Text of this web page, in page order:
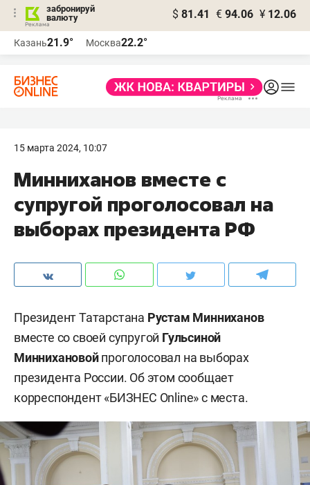
забронируй
валюту
$ 81.41 € 94.06 ¥ 12.06
Казань21.9° Москва22.2°
15 марта 2024, 10:07
Минниханов вместе с
супругой проголосовал на
выборах президента РФ
Президент Татарстана Рустам Минниханов
вместе со своей супругой Гульсиной
Миннихановойпроголосовал на выборах
президента России. Об этом сообщает
корреспондент «БИЗНЕС Online» с места.